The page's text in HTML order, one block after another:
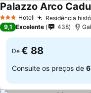
3 EstrelasHotel Residência
Palazzo Arco
9,1 Excelente 438
De € 88
Consulte os preços de